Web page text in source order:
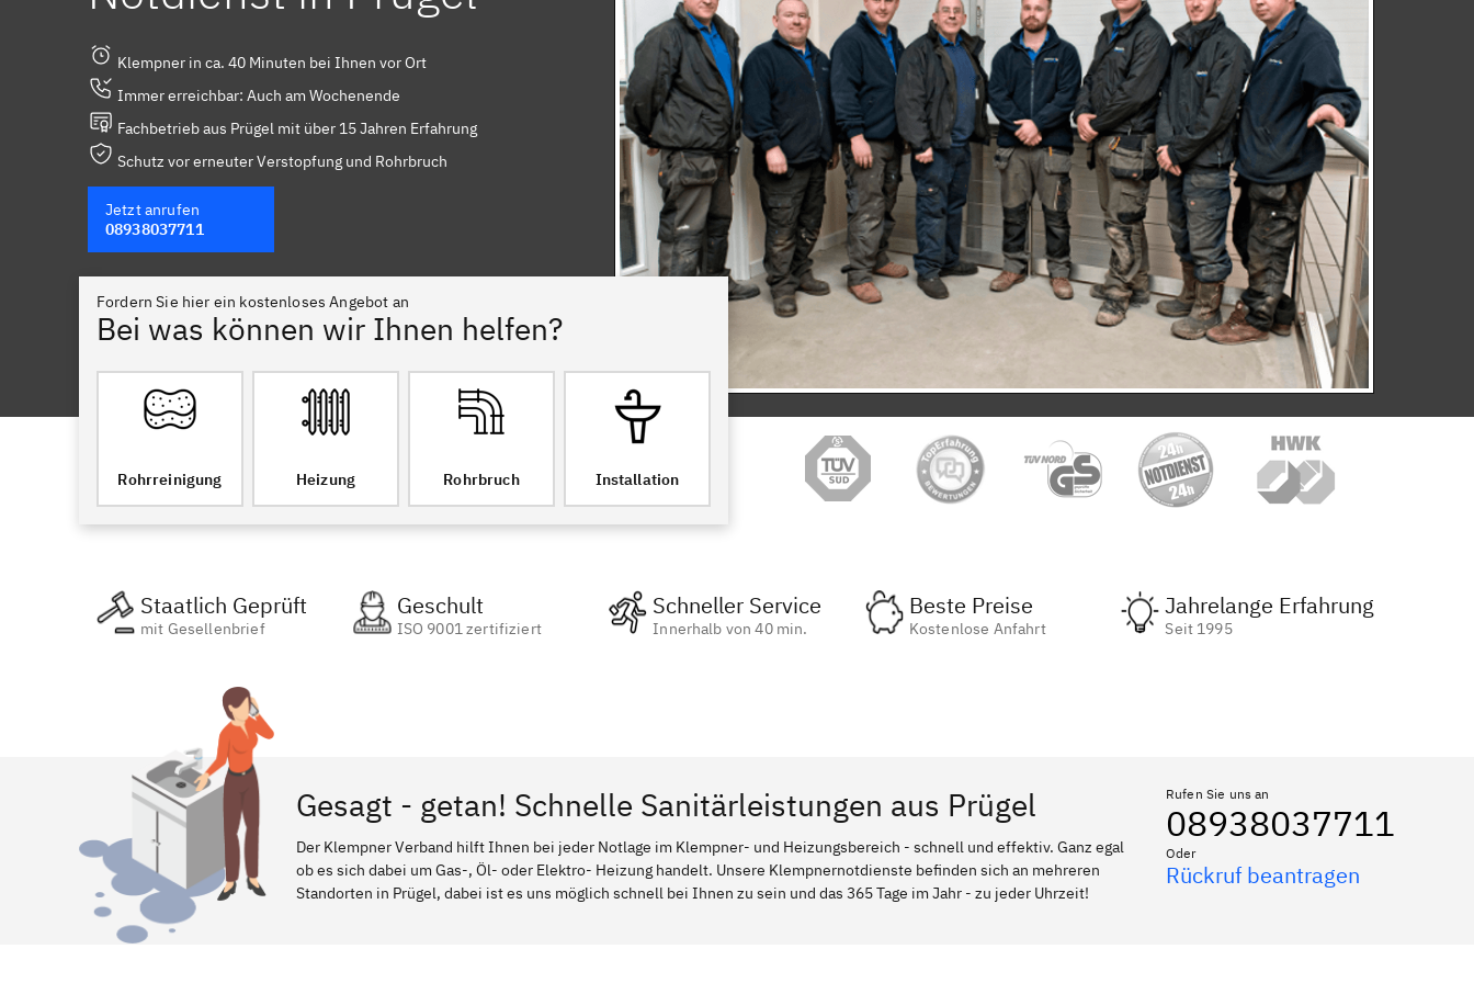
Klempner in ca. 40 Minuten bei Ihnen vor Ort
Immer erreichbar: Auch am Wochenende
Fachbetrieb aus Prügel mit über 15 Jahren Erfahrung
Schutz vor erneuter Verstopfung und Rohrbruch
Jetzt anrufen
08938037711
Fordern Sie hier ein kostenloses Angebot an
Bei was können wir Ihnen helfen?
Rohrreinigung Heizung Rohrbruch Installation
Staatlich Geprüft
mit Gesellenbrief
Geschult
ISO 9001 zertifiziert
Schneller Service
Innerhalb von 40 min.
Beste Preise
Kostenlose Anfahrt
Jahrelange Erfahrung
Seit 1995
Gesagt - getan! Schnelle Sanitärleistungen aus Prügel
Der Klempner Verband hilft Ihnen bei jeder Notlage im Klempner- und Heizungsbereich - schnell und effektiv. Ganz egal
ob es sich dabei um Gas-, Öl- oder Elektro- Heizung handelt. Unsere Klempnernotdienste befinden sich an mehreren
Standorten in Prügel, dabei ist es uns möglich schnell bei Ihnen zu sein und das 365 Tage im Jahr - zu jeder Uhrzeit!
Rufen Sie uns an
08938037711
Oder
Rückruf beantragen